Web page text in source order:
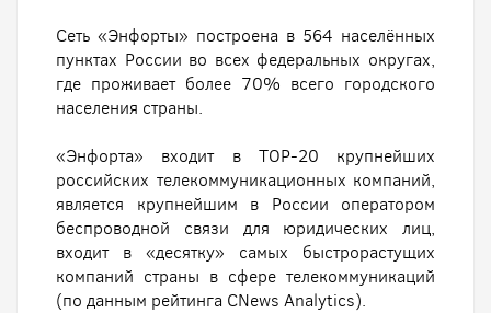
Сеть «Энфорты» построена в 564 населённых
пунктах России во всех федеральных округах,
где проживает более 70% всего городского
населения страны.
«Энфорта» входит в ТОР-20 крупнейших
российских телекоммуникационных компаний,
является крупнейшим в России оператором
беспроводной связи для юридических лиц,
входит в «десятку» самых быстрорастущих
компаний страны в сфере телекоммуникаций
(по данным рейтинга CNews Analytics).